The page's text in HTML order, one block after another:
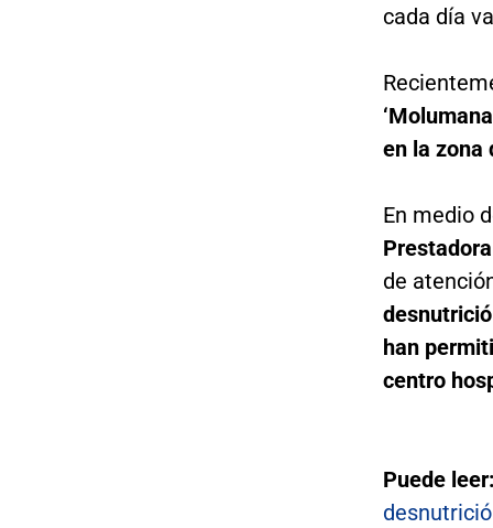
cada día
en la zona
En medio
de
han
centro
Puede